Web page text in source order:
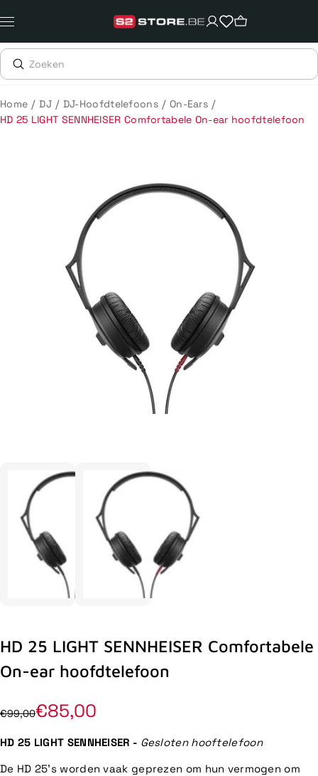
naar
content
Home / DJ / DJ-Hoofdtelefoons / On-Ears /
HD 25 LIGHT SENNHEISER Comfortabele On-ear hoofdtelefoon
HD 25 LIGHT SENNHEISER Comfortabele
On-ear hoofdtelefoon
€99,00€85,00
HD 25 LIGHT SENNHEISER - Gesloten hooftelefoon
De HD 25’s worden vaak geprezen om hun vermogen om